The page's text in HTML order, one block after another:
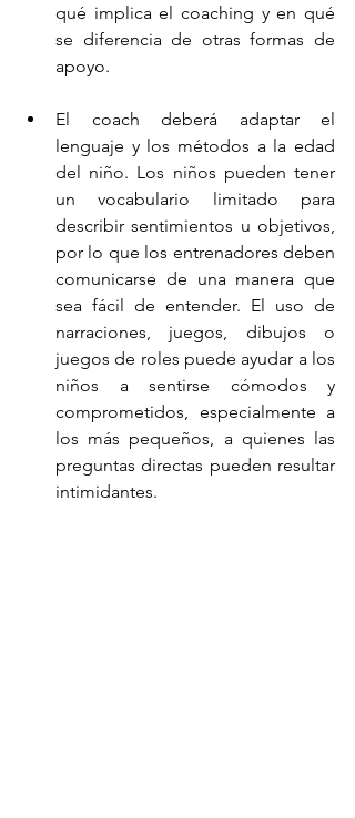
qué implica el coaching y en qué
se diferencia de otras formas de
apoyo.
El coach deberá adaptar el
lenguaje y los métodos a la edad
del niño. Los niños pueden tener
un vocabulario limitado para
describir sentimientos u objetivos,
por lo que los entrenadores deben
comunicarse de una manera que
sea fácil de entender. El uso de
narraciones, juegos, dibujos o
juegos de roles puede ayudar a los
niños a sentirse cómodos y
comprometidos, especialmente a
los más pequeños, a quienes las
preguntas directas pueden resultar
intimidantes.